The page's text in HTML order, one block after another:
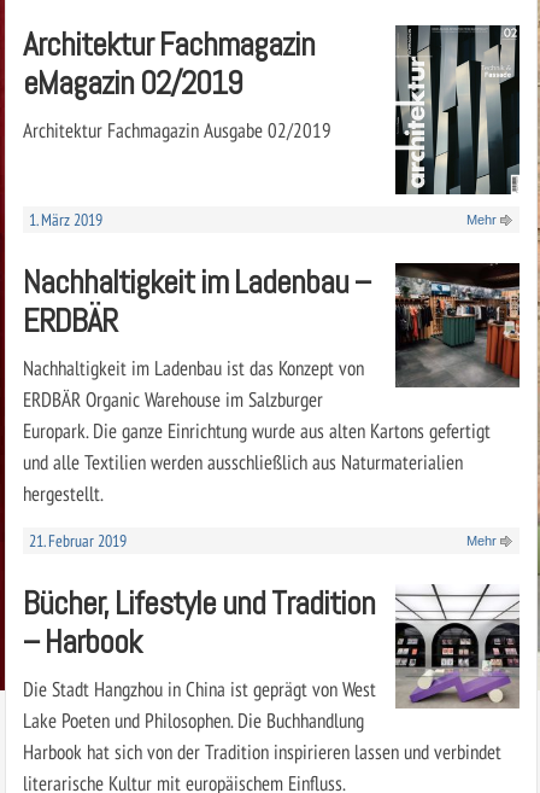
Architektur Fachmagazin
eMagazin 02/2019
Architektur Fachmagazin Ausgabe 02/2019
1. März 2019 Mehr
Nachhaltigkeit im Ladenbau –
ERDBÄR
Nachhaltigkeit im Ladenbau ist das Konzept von
ERDBÄR Organic Warehouse im Salzburger
Europark. Die ganze Einrichtung wurde aus alten Kartons gefertigt
und alle Textilien werden ausschließlich aus Naturmaterialien
hergestellt.
21. Februar 2019 Mehr
Bücher, Lifestyle und Tradition
– Harbook
Die Stadt Hangzhou in China ist geprägt von West
Lake Poeten und Philosophen. Die Buchhandlung
Harbook hat sich von der Tradition inspirieren lassen und verbindet
literarische Kultur mit europäischem Einfluss.